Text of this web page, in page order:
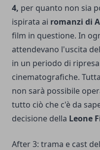
4, per quanto non sia
ispirata ai romanzi di
film in questione. In
attendevano l'uscita
in un periodo di
cinematografiche.
non sarà possibile
tutto ciò che c'è da
decisione della Leone
After 3: trama e cast